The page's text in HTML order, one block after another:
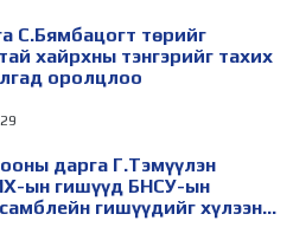
С.Бямбацогт төрийг
хайрхны тэнгэрийг тахих
оролцлоо
дарга Г.Тэмүүлэн
ын гишүүд БНСУ-ын
гишүүдийг хүлээн